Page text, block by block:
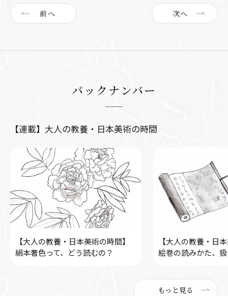
前へ 次へ
バックナンバー
【連載】大人の教養・日本美術の時間
【大人の教養・日本美術の時間】
絹本著色って、どう読むの？
【大人の教養・日
絵巻の読みかた、
もっと見る